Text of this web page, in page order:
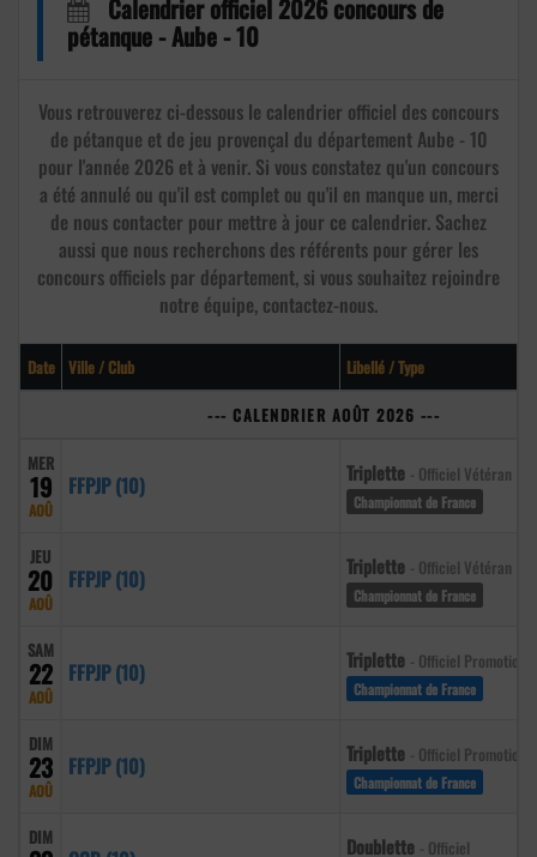
Calendrier officiel 2026 concours de
pétanque - Aube - 10
Vous retrouverez ci-dessous le calendrier officiel des concours
de pétanque et de jeu provençal du département Aube - 10
pour l'année 2026 et à venir. Si vous constatez qu'un concours
a été annulé ou qu'il est complet ou qu'il en manque un, merci
de nous contacter pour mettre à jour ce calendrier. Sachez
aussi que nous recherchons des référents pour gérer les
concours officiels par département, si vous souhaitez rejoindre
notre équipe, contactez-nous.
Date Ville / Club
Libellé / Type
--- CALENDRIER AOÛT 2026 ---
MER
19
AOÛ
FFPJP (10) Triplette - Officiel Vétéran
Championnat de France
JEU
20
AOÛ
FFPJP (10) Triplette - Officiel Vétéran
Championnat de France
SAM
22
AOÛ
FFPJP (10) Triplette - Officiel Promotion
Championnat de France
DIM
23
AOÛ
FFPJP (10) Triplette - Officiel Promotion
Championnat de France
DIM Doublette - Officiel